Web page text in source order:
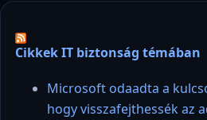
Cikkek IT biztonság témában
Microsoft odaadta a
hogy visszafejthessék az